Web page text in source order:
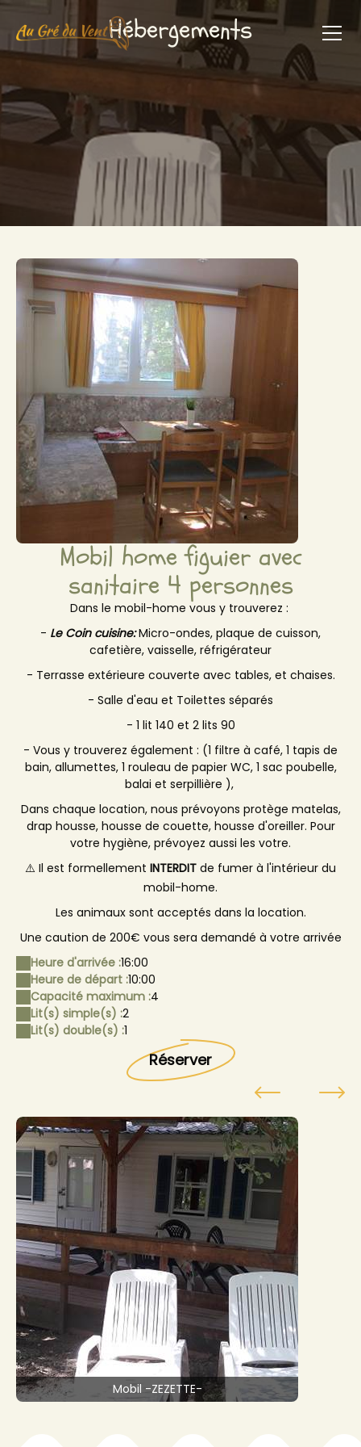
Hébergements
Mobil home figuier avec
sanitaire 4 personnes
Dans le mobil-home vous y trouverez :
- Le Coin cuisine:Micro-ondes, plaque de cuisson,
cafetière, vaisselle, réfrigérateur
- Terrasse extérieure couverte avec tables, et chaises.
- Salle d'eau et Toilettes séparés
- 1 lit 140 et 2 lits 90
- Vous y trouverez également : (1 filtre à café, 1 tapis de
bain, allumettes, 1 rouleau de papier WC, 1 sac poubelle,
balai et serpillière ),
Dans chaque location, nous prévoyons protège matelas,
drap housse, housse de couette, housse d'oreiller. Pour
votre hygiène, prévoyez aussi les votre.
⚠️ Il est formellement INTERDIT de fumer à l'intérieur du
mobil-home.
Les animaux sont acceptés dans la location.
Une caution de 200€ vous sera demandé à votre arrivée
Heure d'arrivée :16:00
Heure de départ :10:00
Capacité maximum :4
Lit(s) simple(s) :2
Lit(s) double(s) :1
Réserver
Mobil -ZEZETTE-